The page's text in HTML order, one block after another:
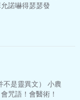
諾嚇得瑟瑟發
君少卿一把將人
不是靈異文） 小農
咒語！會醫術！